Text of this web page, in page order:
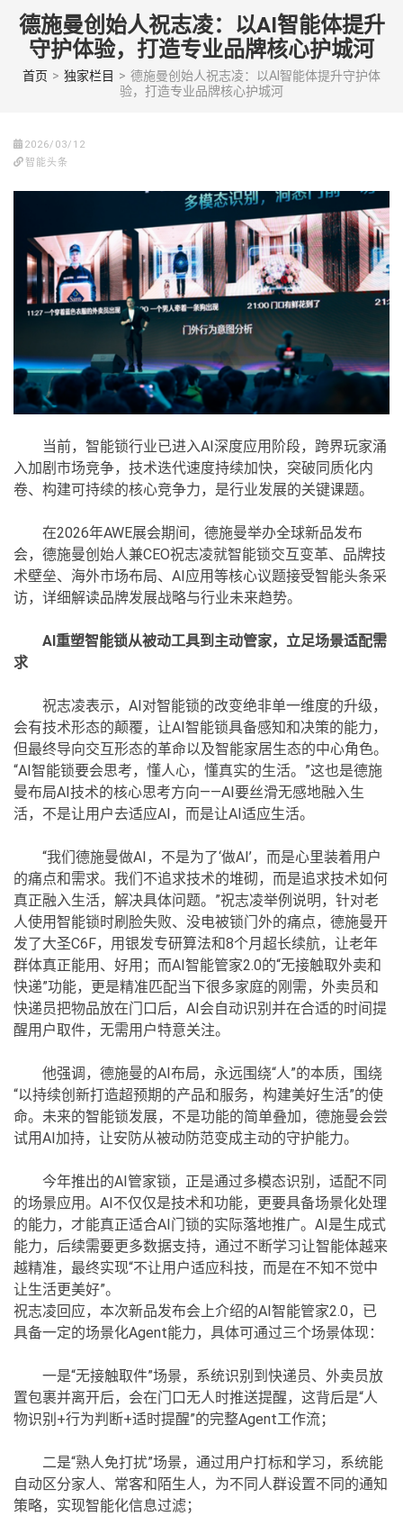
Skip
content
(Press
德施曼创始人祝志凌：以AI智能体提升
守护体验，打造专业品牌核心护城河
首页 > 独家栏目 > 德施曼创始人祝志凌：以AI智能体提升守护体
验，打造专业品牌核心护城河
2026/03/12
智能头条
当前，智能锁行业已进入AI深度应用阶段，跨界玩家涌
入加剧市场竞争，技术迭代速度持续加快，突破同质化内
卷、构建可持续的核心竞争力，是行业发展的关键课题。
在2026年AWE展会期间，德施曼举办全球新品发布
会，德施曼创始人兼CEO祝志凌就智能锁交互变革、品牌技
术壁垒、海外市场布局、AI应用等核心议题接受智能头条采
访，详细解读品牌发展战略与行业未来趋势。
AI重塑智能锁从被动工具到主动管家，立足场景适配需
求
祝志凌表示，AI对智能锁的改变绝非单一维度的升级，
会有技术形态的颠覆，让AI智能锁具备感知和决策的能力，
但最终导向交互形态的革命以及智能家居生态的中心角色。
“AI智能锁要会思考，懂人心，懂真实的生活。”这也是德施
曼布局AI技术的核心思考方向——AI要丝滑无感地融入生
活，不是让用户去适应AI，而是让AI适应生活。
“我们德施曼做AI，不是为了‘做AI’，而是心里装着用户
的痛点和需求。我们不追求技术的堆砌，而是追求技术如何
真正融入生活，解决具体问题。”祝志凌举例说明，针对老
人使用智能锁时刷脸失败、没电被锁门外的痛点，德施曼开
发了大圣C6F，用银发专研算法和8个月超长续航，让老年
群体真正能用、好用；而AI智能管家2.0的“无接触取外卖和
快递”功能，更是精准匹配当下很多家庭的刚需，外卖员和
快递员把物品放在门口后，AI会自动识别并在合适的时间提
醒用户取件，无需用户特意关注。
他强调，德施曼的AI布局，永远围绕“人”的本质，围绕
“以持续创新打造超预期的产品和服务，构建美好生活”的使
命。未来的智能锁发展，不是功能的简单叠加，德施曼会尝
试用AI加持，让安防从被动防范变成主动的守护能力。
今年推出的AI管家锁，正是通过多模态识别，适配不同
的场景应用。AI不仅仅是技术和功能，更要具备场景化处理
的能力，才能真正适合AI门锁的实际落地推广。AI是生成式
能力，后续需要更多数据支持，通过不断学习让智能体越来
越精准，最终实现“不让用户适应科技，而是在不知不觉中
让生活更美好”。
祝志凌回应，本次新品发布会上介绍的AI智能管家2.0，已
具备一定的场景化Agent能力，具体可通过三个场景体现：
一是“无接触取件”场景，系统识别到快递员、外卖员放
置包裹并离开后，会在门口无人时推送提醒，这背后是“人
物识别+行为判断+适时提醒”的完整Agent工作流；
二是“熟人免打扰”场景，通过用户打标和学习，系统能
自动区分家人、常客和陌生人，为不同人群设置不同的通知
策略，实现智能化信息过滤；